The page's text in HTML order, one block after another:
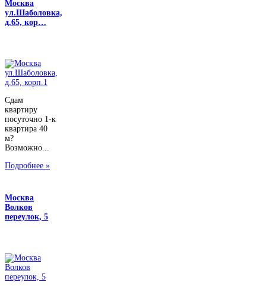
Москва
ул.Шаболовка,
д.65, кор…
Сдам
квартиру
посуточно 1-к
квартира 40
м?
Возможно...
Подробнее »
Москва
Волков
переулок, 5